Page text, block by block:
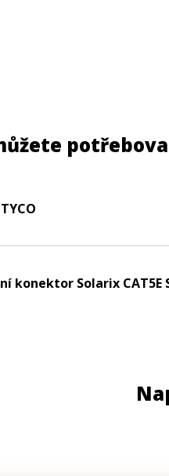
konektor Solarix CAT5E